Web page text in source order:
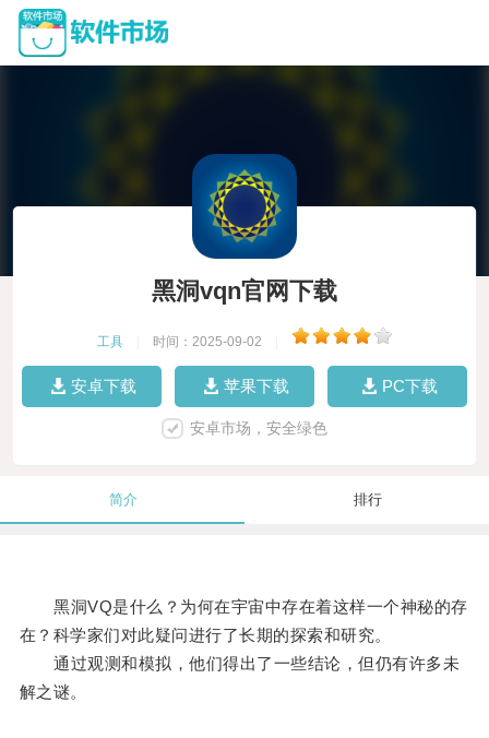
黑洞vqn官网下载
工具 时间：2025-09-02
安卓下载 苹果下载 PC下载
安卓市场，安全绿色
简介 排行
黑洞VQ是什么？为何在宇宙中存在着这样一个神秘的存
在？科学家们对此疑问进行了长期的探索和研究。
通过观测和模拟，他们得出了一些结论，但仍有许多未
解之谜。